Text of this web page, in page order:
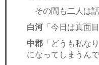
その間も二人は話
白河「今日は真面
中郡 「どうも私な
になってしまうんで